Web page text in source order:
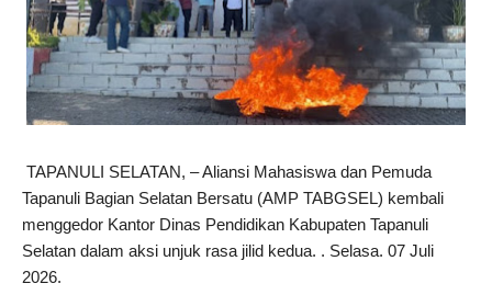
TAPANULI SELATAN, – Aliansi Mahasiswa dan Pemuda
Tapanuli Bagian Selatan Bersatu (AMP TABGSEL) kembali
menggedor Kantor Dinas Pendidikan Kabupaten Tapanuli
Selatan dalam aksi unjuk rasa jilid kedua. . Selasa. 07 Juli
2026.